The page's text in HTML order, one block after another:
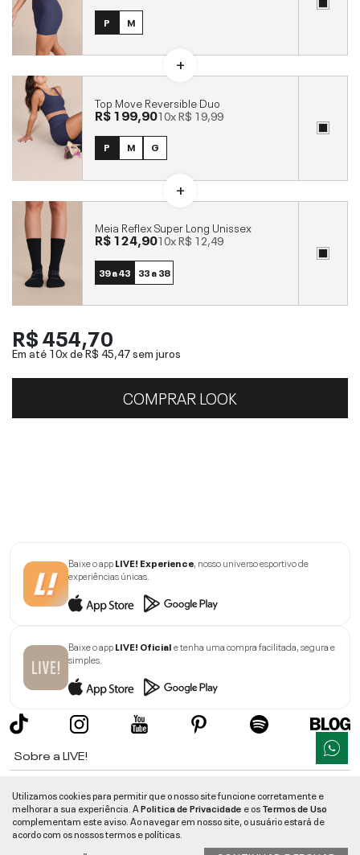
P M
Top Move Reversible Duo
R$ 199,9010xR$ 19,99
P M G
Meia Reflex Super Long Unissex
R$ 124,9010xR$ 12,49
39 a 43 33 a 38
R$ 454,70
Em até 10x deR$ 45,47sem juros
COMPRAR LOOK
Baixe o appLIVE! Experience, nosso universo esportivo de
experiências únicas.
Baixe o appLIVE! Oficiale tenha uma compra facilitada, segura e
simples.
Sobre a LIVE!
Informações
Utilizamos cookies para permitir que o nosso site funcione corretamente e
melhorar a sua experiência. APolitica de Privacidade e osTermos de Uso
complementam este aviso. Ao navegar em nosso site, o usuário estará de
acordo com os nossos termos e políticas.